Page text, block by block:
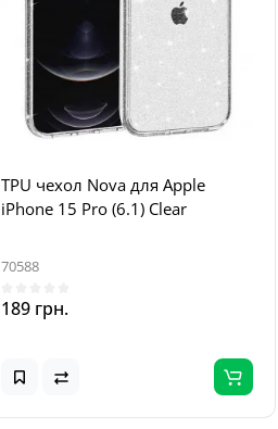
TPU чехол Nova для Apple
iPhone 15 Pro (6.1) Clear
70588
189 грн.